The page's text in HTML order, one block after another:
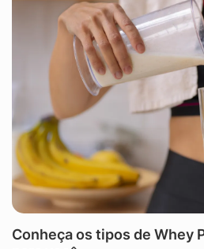
Conheça os tipos de Whey